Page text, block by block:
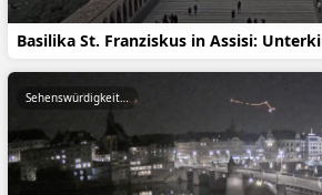
Basilika St. Franziskus in Assisi:
Sehenswürdigkeiten